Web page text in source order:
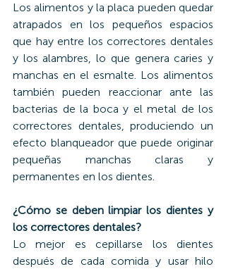
Los alimentos y la placa pueden quedar
atrapados en los pequeños espacios
que hay entre los correctores dentales
y los alambres, lo que genera caries y
manchas en el esmalte. Los alimentos
también pueden reaccionar ante las
bacterias de la boca y el metal de los
correctores dentales, produciendo un
efecto blanqueador que puede originar
pequeñas manchas claras y
permanentes en los dientes.
¿Cómo se deben limpiar los dientes y
los correctores dentales?
Lo mejor es cepillarse los dientes
después de cada comida y usar hilo